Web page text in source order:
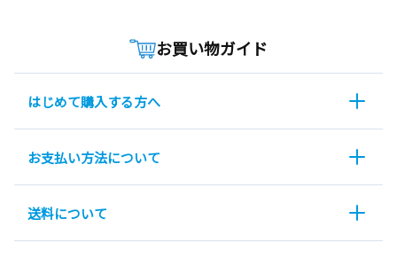
お買い物ガイド
はじめて購入する方へ
お支払い方法について
送料について